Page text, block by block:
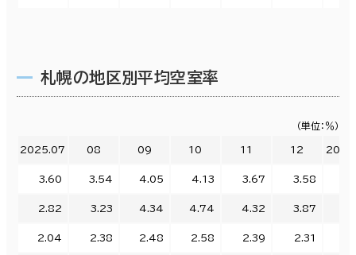
札幌の地区別平均空室率
（単位：％）
2025.07 08 09 10 11 12
3.60 3.54 4.05 4.13 3.67 3.58
2.82 3.23 4.34 4.74 4.32 3.87
2.04 2.38 2.48 2.58 2.39 2.31